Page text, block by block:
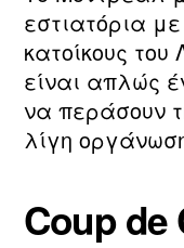
εστιατόρια
κατοίκους του
είναι απλώς
να περάσουν
λίγη
Coup